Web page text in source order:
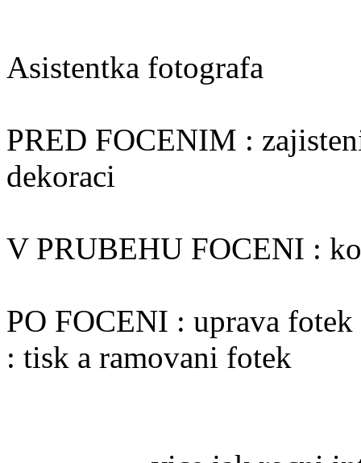
Asistentka fotografa
PRED FOCENIM :
dekoraci
V PRUBEHU FOCENI :
PO FOCENI : uprava fotek
: tisk a ramovani fotek